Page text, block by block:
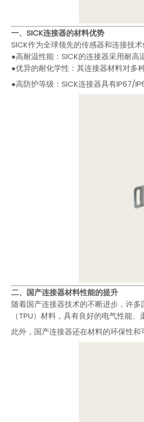
一、SICK连接器的材料优势
SICK作为全球领先的传感器和连接技
●高耐温性能：SICK的连接器采用耐
●优异的耐化学性：其连接器材料对多
●高防护等级：SICK连接器具有IP67/
二、国产连接器材料性能的提升
随着国产连接器技术的不断进步，许
（TPU）材料，具有良好的电气性能
此外，国产连接器还在材料的环保性